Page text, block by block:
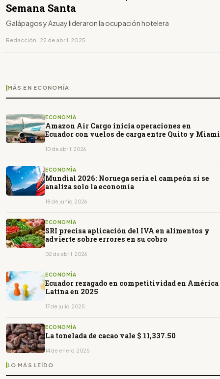
Semana Santa
Galápagos y Azuay lideraron la ocupación hotelera
Redacción · 22 de abril, 2025
MÁS EN ECONOMÍA
ECONOMÍA
Amazon Air Cargo inicia operaciones en
Ecuador con vuelos de carga entre Quito y Miami
10 de abril, 2026
ECONOMÍA
Mundial 2026: Noruega sería el campeón si se
analiza solo la economía
18 de junio, 2026
ECONOMÍA
SRI precisa aplicación del IVA en alimentos y
advierte sobre errores en su cobro
02 de abril, 2026
ECONOMÍA
Ecuador rezagado en competitividad en América
Latina en 2025
17 de julio, 2025
ECONOMÍA
La tonelada de cacao vale $ 11,337.50
14 de enero, 2025
LO MÁS LEÍDO